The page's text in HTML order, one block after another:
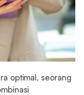
optimal, seorang